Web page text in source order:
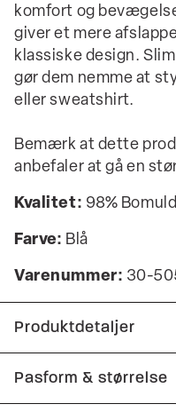
komfort og
giver et mere
klassiske design.
gør dem nemme at
eller sweatshirt.
Bemærk at dette
anbefaler at gå en
Kvalitet: 98%
Farve: Blå
Varenummer: 30-
Produktdetaljer
Der er to
knapper.
Pasform & størrelse